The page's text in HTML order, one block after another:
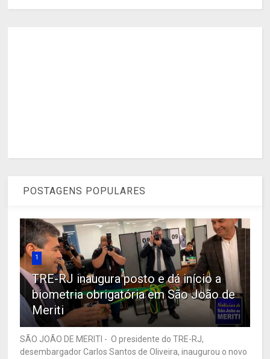
POSTAGENS POPULARES
1
TRE-RJ inaugura posto e dá início a
biometria obrigatória em São João de
Meriti
SÃO JOÃO DE MERITI - O presidente do TRE-RJ,
desembargador Carlos Santos de Oliveira, inaugurou o novo